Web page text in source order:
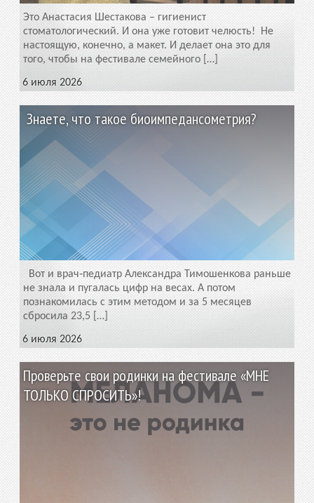
6 июля 2026
Это Анастасия Шестакова – гигиенист
стоматологический. И она уже готовит челюсть! Не
настоящую, конечно, а макет. И делает она это для
того, чтобы на фестивале семейного […]
Знаете, что такое биоимпедансометрия?
6 июля 2026
Вот и врач‑педиатр Александра Тимошенкова раньше
не знала и пугалась цифр на весах. А потом
познакомилась с этим методом и за 5 месяцев
сбросила 23,5 […]
Проверьте свои родинки на фестивале «МНЕ
ТОЛЬКО СПРОСИТЬ»!